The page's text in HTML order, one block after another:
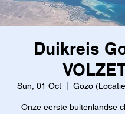
Duikreis
Sun, 01 Oct
  |
Gozo
Onze eerste buitenlandse